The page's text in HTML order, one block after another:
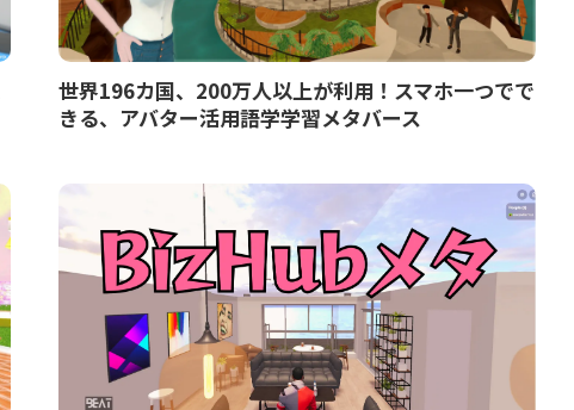
世界196カ国、200万人以上が利用！スマホ一つでで
きる、アバター活用語学学習メタバース